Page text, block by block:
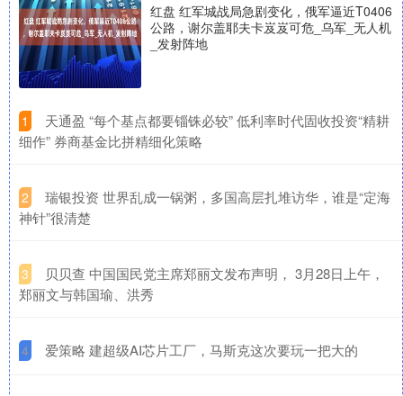
红盘 红军城战局急剧变化，俄军逼近T0406
公路，谢尔盖耶夫卡岌岌可危_乌军_无人机
_发射阵地
1
​天通盈 “每个基点都要锱铢必较” 低利率时代固收投资“精耕
细作” 券商基金比拼精细化策略
2
​瑞银投资 世界乱成一锅粥，多国高层扎堆访华，谁是“定海
神针”很清楚
3
​贝贝查 中国国民党主席郑丽文发布声明， 3月28日上午，
郑丽文与韩国瑜、洪秀
4 ​爱策略 建超级AI芯片工厂，马斯克这次要玩一把大的